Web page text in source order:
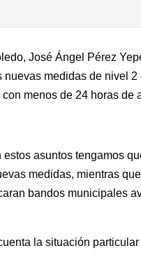
José Ángel Pérez
medidas de nivel
menos de 24 horas de
asuntos tengamos
medidas, mientras
bandos municipales
la situación